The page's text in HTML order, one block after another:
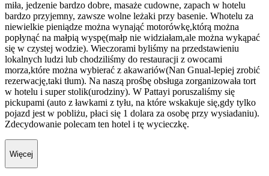
miła, jedzenie bardzo dobre, masaże cudowne, zapach w hotelu
bardzo przyjemny, zawsze wolne leżaki przy basenie. Whotelu za
niewielkie pieniądze można wynająć motorówkę,którą można
popłynąć na małpią wyspę(małp nie widziałam,ale można wykąpać
się w czystej wodzie). Wieczorami byliśmy na przedstawieniu
lokalnych ludzi lub chodziliśmy do restauracji z owocami
morza,które można wybierać z akawariów(Nan Gnual-lepiej zrobić
rezerwację,taki tłum). Na naszą prośbę obsługa zorganizowała tort
w hotelu i super stolik(urodziny). W Pattayi poruszaliśmy się
pickupami (auto z ławkami z tyłu, na które wskakuje się,gdy tylko
pojazd jest w pobliżu, płaci się 1 dolara za osobę przy wysiadaniu).
Zdecydowanie polecam ten hotel i tę wycieczkę.
Więcej